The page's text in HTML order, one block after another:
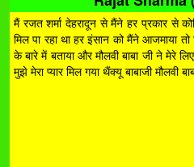
मैं रजत शर्मा देहरादून से मैंने हर प्रकार से
मिल पा रहा था हर इंसान को मैंने आजमाया
के बारे में बताया और मौलवी बाबा जी ने मेरे
मुझे मेरा प्यार मिल गया थैंक्यू बाबाजी मौलवी